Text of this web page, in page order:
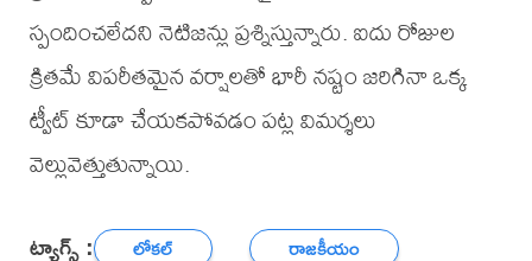
స్పందించలేదని నెటిజన్లు ప్రశ్నిస్తున్నారు. ఐదు రోజుల
క్రితమే విపరీతమైన వర్షాలతో భారీ నష్టం జరిగినా ఒక్క
ట్వీట్ కూడా చేయకపోవడం పట్ల విమర్శలు
వెల్లువెత్తుతున్నాయి.
ట్యాగ్స్ : లోకల్ రాజకీయం